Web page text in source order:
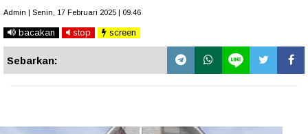
Admin | Senin, 17 Februari 2025 | 09.46
bacakan stop screen
Sebarkan: